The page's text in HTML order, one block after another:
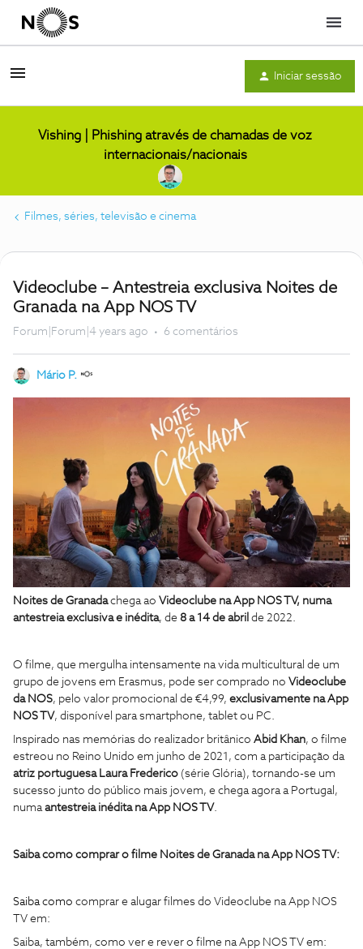
Menu
Iniciar sessão
Vishing | Phishing através de chamadas de voz
internacionais/nacionais
Filmes, séries, televisão e cinema
Videoclube – Antestreia exclusiva Noites de
Granada na App NOS TV
Forum|Forum|4 years ago 6 comentários
Mário P.
Noites de Granadachega ao Videoclube na App NOS TV, numa
antestreia exclusiva e inédita, de 8 a 14 de abril de 2022.
O filme, que mergulha intensamente na vida multicultural de um
grupo de jovens em Erasmus, pode ser comprado no Videoclube
da NOS, pelo valor promocional de €4,99, exclusivamente na App
NOS TV, disponível para smartphone, tablet ou PC.
Inspirado nas memórias do realizador britânico Abid Khan, o filme
estreou no Reino Unido em junho de 2021, com a participação da
atriz portuguesa Laura Frederico (série Glória), tornando-se um
sucesso junto do público mais jovem, e chega agora a Portugal,
numaantestreia inédita na App NOS TV.
Saiba como comprar o filme Noites de Granada na App NOS TV:
Saiba como comprar e alugar filmes do Videoclube na App NOS
TV em:
Saiba, também, como ver e rever o filme na App NOS TV em: